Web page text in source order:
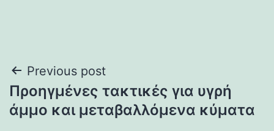
Post
navigation
Previous post
Προηγμένες τακτικές για υγρή
άμμο και μεταβαλλόμενα κύματα